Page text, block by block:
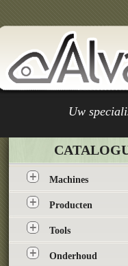
Uw
Machines
Producten
Tools
Onderhoud